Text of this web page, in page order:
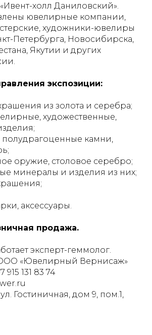
холл Даниловский».
ювелирные компании,
художники-ювелиры
Петербурга, Новосибирска,
Якутии и других
экспозиции:
из золота и серебра;
художественные,
камни,
оружие, столовое серебро;
минералы и изделия из них;
аксессуары.
продажа.
эксперт-геммолог.
«Ювелирный Вернисаж»
915 131 83 74
Гостиничная, дом 9, пом.1,